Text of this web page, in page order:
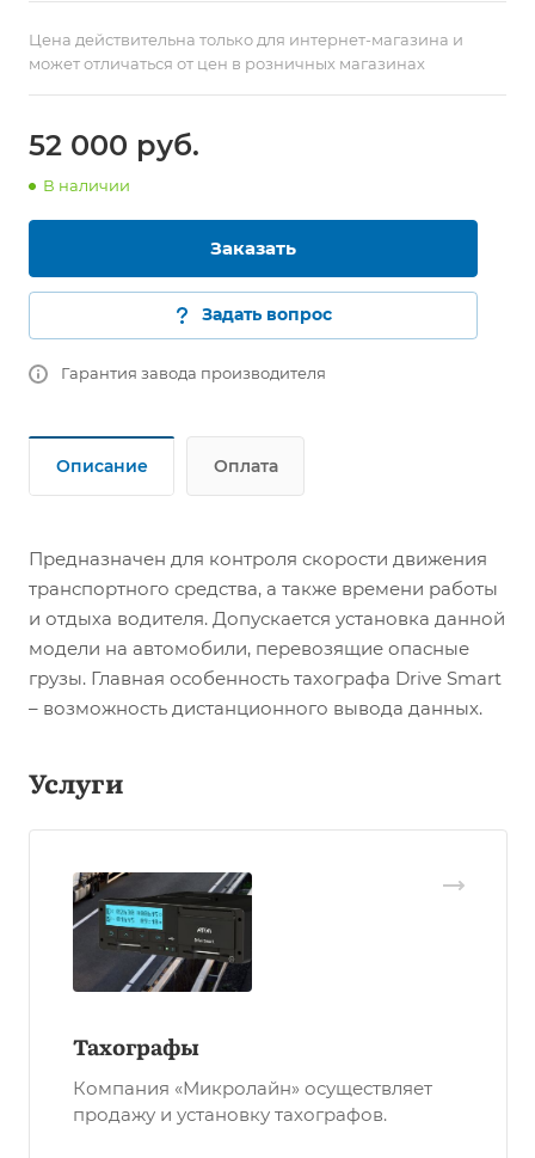
Цена действительна только для интернет-магазина и
может отличаться от цен в розничных магазинах
52 000 руб.
В наличии
Заказать
Задать вопрос
Гарантия завода производителя
Описание Оплата
Предназначен для контроля скорости движения
транспортного средства, а также времени работы
и отдыха водителя. Допускается установка данной
модели на автомобили, перевозящие опасные
грузы. Главная особенность тахографа Drive Smart
– возможность дистанционного вывода данных.
Услуги
Тахографы
Компания «Микролайн» осуществляет
продажу и установку тахографов.